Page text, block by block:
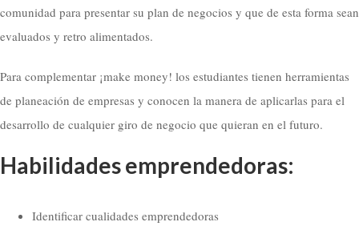
comunidad para presentar su plan de negocios y que de esta forma sean
evaluados y retro alimentados.
Para complementar ¡make money! los estudiantes tienen herramientas
de planeación de empresas y conocen la manera de aplicarlas para el
desarrollo de cualquier giro de negocio que quieran en el futuro.
Habilidades emprendedoras:
Identificar cualidades emprendedoras